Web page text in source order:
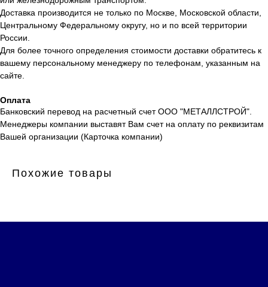
Доставка производится не только по Москве, Московской области,
Центральному Федеральному округу, но и по всей территории
России.
Для более точного определения стоимости доставки обратитесь к
вашему персональному менеджеру по телефонам, указанным на
сайте.
Оплата
Банковский перевод на расчетный счет ООО "МЕТАЛЛСТРОЙ".
Менеджеры компании выставят Вам счет на оплату по реквизитам
Вашей организации (Карточка компании)
Похожие товары